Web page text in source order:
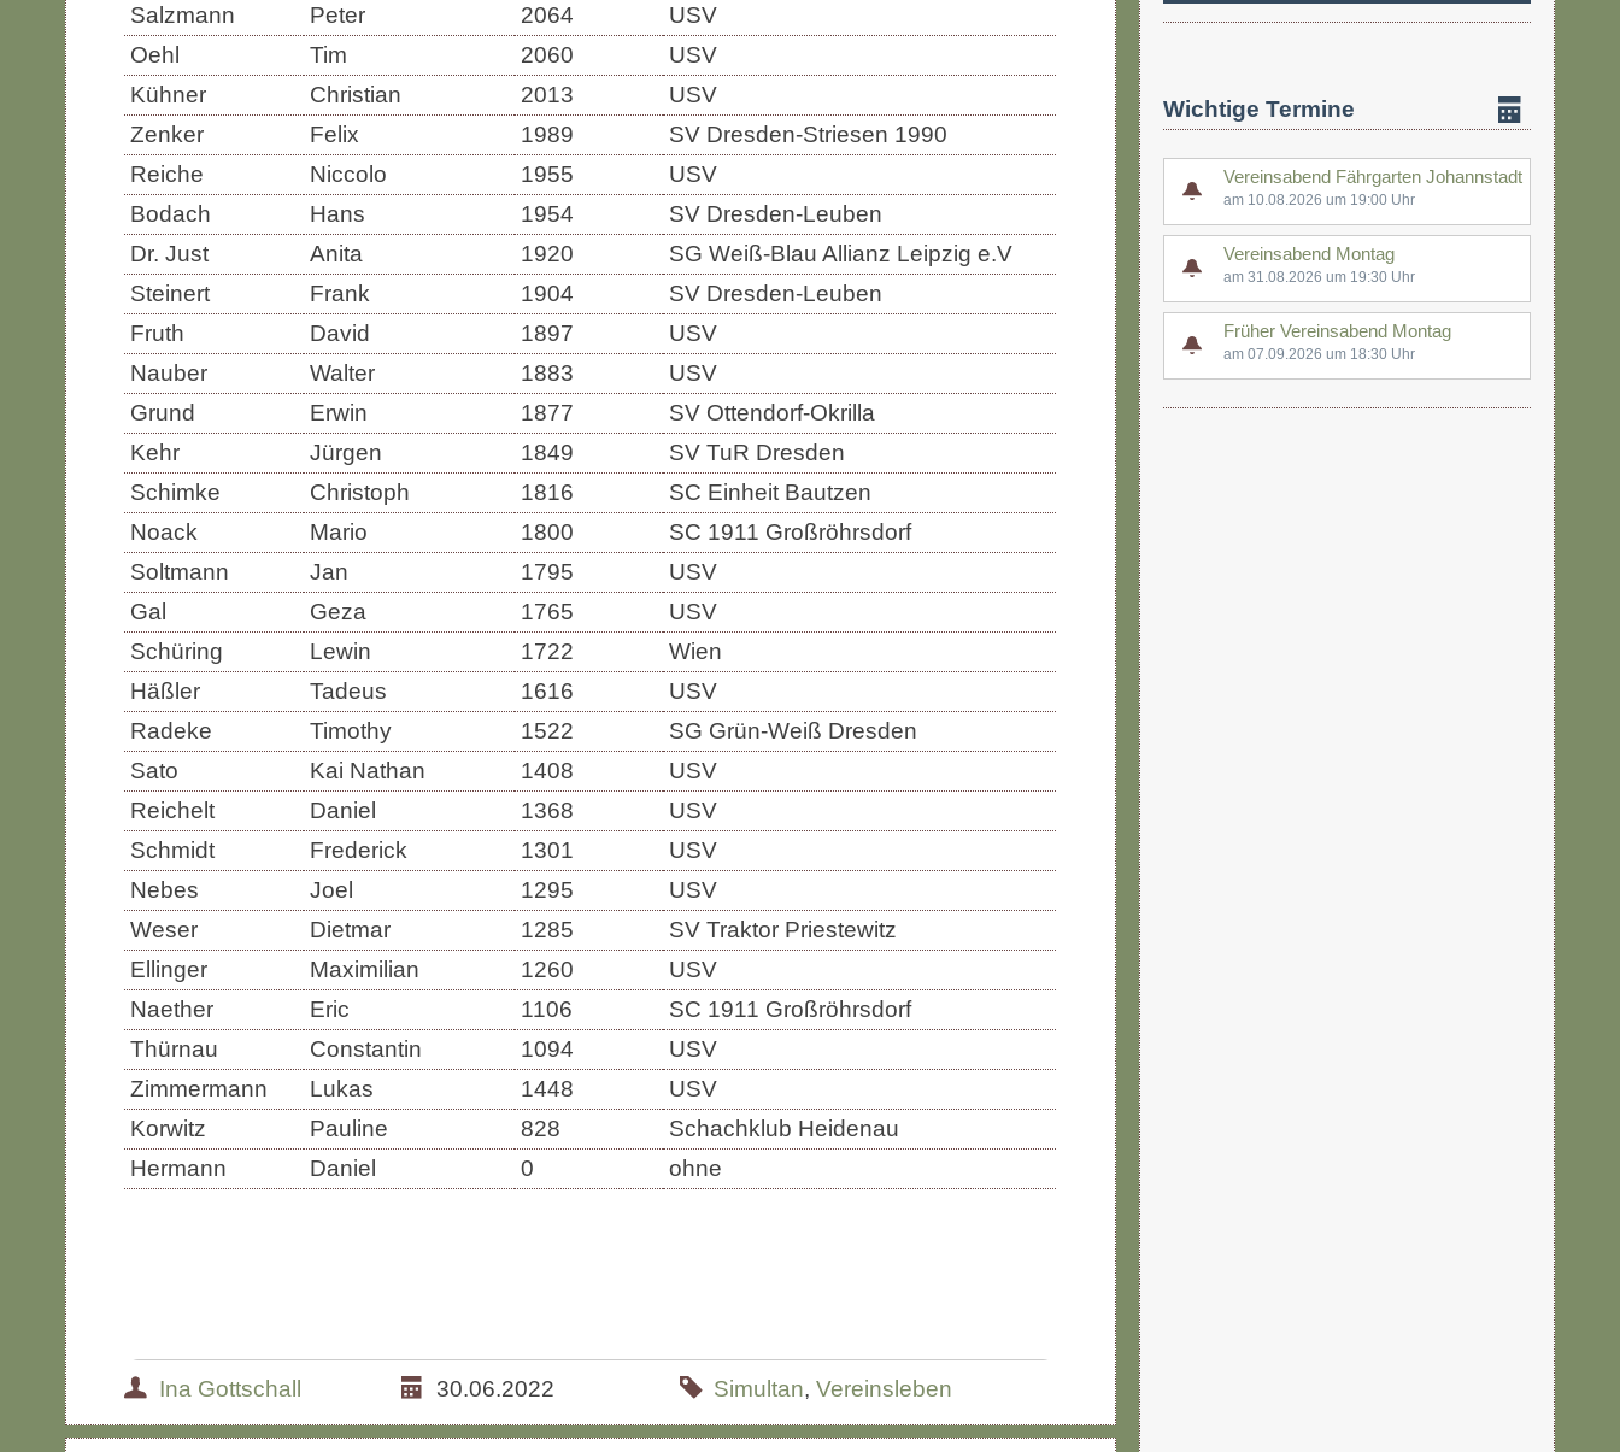
Salzmann
Peter 2064
USV
Oehl
Tim 2060
USV
Kühner
Christian 2013
USV
Zenker
Felix 1989
SV Dresden-Striesen 1990
Reiche
Niccolo 1955
USV
Bodach
Hans 1954
SV Dresden-Leuben
Dr. Just
Anita 1920
SG Weiß-Blau Allianz Leipzig e.V
Steinert
Frank 1904
SV Dresden-Leuben
Fruth
David 1897
USV
Nauber
Walter 1883
USV
Grund
Erwin 1877
SV Ottendorf-Okrilla
Kehr
Jürgen 1849
SV TuR Dresden
Schimke
Christoph 1816
SC Einheit Bautzen
Noack
Mario 1800
SC 1911 Großröhrsdorf
Soltmann
Jan 1795
USV
Gal
Geza 1765
USV
Schüring
Lewin 1722
Wien
Häßler
Tadeus 1616
USV
Radeke
Timothy 1522
SG Grün-Weiß Dresden
Sato
Kai Nathan 1408
USV
Reichelt
Daniel 1368
USV
Schmidt
Frederick 1301
USV
Nebes
Joel 1295
USV
Weser
Dietmar 1285
SV Traktor Priestewitz
Ellinger
Maximilian 1260
USV
Naether
Eric 1106
SC 1911 Großröhrsdorf
Thürnau
Constantin 1094
USV
Zimmermann
Lukas 1448
USV
Korwitz
Pauline 828
Schachklub Heidenau
Hermann
Daniel 0 ohne
Ina Gottschall 30.06.2022 Simultan,Vereinsleben
Wichtige Termine
Vereinsabend Fährgarten Johannstadt
am 10.08.2026 um 19:00 Uhr
Vereinsabend Montag
am 31.08.2026 um 19:30 Uhr
Früher Vereinsabend Montag
am 07.09.2026 um 18:30 Uhr